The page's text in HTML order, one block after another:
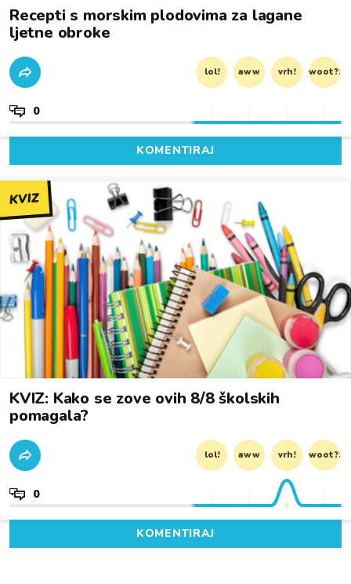
Recepti s morskim plodovima za lagane
ljetne obroke
lol! aww vrh! woot?!
0
KOMENTIRAJ
KVIZ
KVIZ: Kako se zove ovih 8/8 školskih
pomagala?
lol! aww vrh! woot?!
0
KOMENTIRAJ